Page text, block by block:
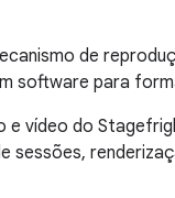
de
software para
e vídeo do
sessões,